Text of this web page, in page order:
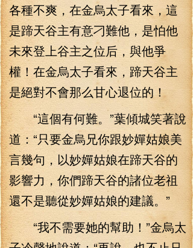
各種不爽，在金烏太子看來，這
是蹄天谷主有意刁難他，是怕他
未來登上谷主之位后，與他爭
權！在金烏太子看來，蹄天谷主
是絕對不會那么甘心退位的！
“這個有何難。”葉傾城笑著說
道：“只要金烏兄你跟妙嬋姑娘美
言幾句，以妙嬋姑娘在蹄天谷的
影響力，你們蹄天谷的諸位老祖
還不是聽從妙嬋姑娘的建議。”
“我不需要她的幫助！”金烏太